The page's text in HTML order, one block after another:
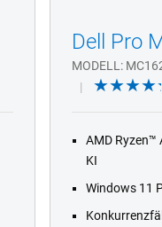
Dell Pro
MODELL
AMD Ryzen™
KI
Windows 11